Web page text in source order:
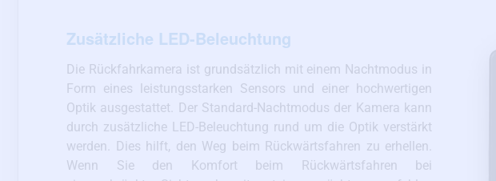
Zusätzliche LED-Beleuchtung
Die Rückfahrkamera ist grundsätzlich mit einem Nachtmodus in
Form eines leistungsstarken Sensors und einer hochwertigen
Optik ausgestattet. Der Standard-Nachtmodus der Kamera kann
durch zusätzliche LED-Beleuchtung rund um die Optik verstärkt
werden. Dies hilft, den Weg beim Rückwärtsfahren zu erhellen.
Wenn Sie den Komfort beim Rückwärtsfahren bei